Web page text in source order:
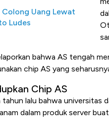
Colong Uang Lewat
Ludes
bahwa AS tengah
chip AS yang
Chip AS
lalu bahwa universitas
dalam produk server
Bangkit, Ada Kabar
RI